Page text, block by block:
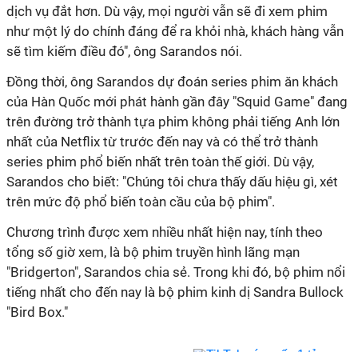
dịch vụ đắt hơn. Dù vậy, mọi người vẫn sẽ đi xem phim
như một lý do chính đáng để ra khỏi nhà, khách hàng vẫn
sẽ tìm kiếm điều đó", ông Sarandos nói.
Đồng thời, ông Sarandos dự đoán series phim ăn khách
của Hàn Quốc mới phát hành gần đây "Squid Game" đang
trên đường trở thành tựa phim không phải tiếng Anh lớn
nhất của Netflix từ trước đến nay và có thể trở thành
series phim phổ biến nhất trên toàn thế giới. Dù vậy,
Sarandos cho biết: "Chúng tôi chưa thấy dấu hiệu gì, xét
trên mức độ phổ biến toàn cầu của bộ phim".
Chương trình được xem nhiều nhất hiện nay, tính theo
tổng số giờ xem, là bộ phim truyền hình lãng mạn
"Bridgerton", Sarandos chia sẻ. Trong khi đó, bộ phim nổi
tiếng nhất cho đến nay là bộ phim kinh dị Sandra Bullock
"Bird Box."